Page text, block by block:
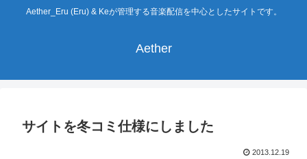
Aether_Eru (Eru) & Keが管理する音楽配信を中心としたサイトです。
Aether
サイトを冬コミ仕様にしました
2013.12.19